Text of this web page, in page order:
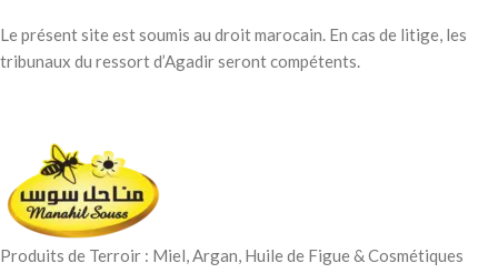
Le présent site est soumis au droit marocain. En cas de litige, les
tribunaux du ressort d’Agadir seront compétents.
Produits de Terroir : Miel, Argan, Huile de Figue & Cosmétiques